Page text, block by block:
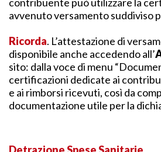
avvenuto versamento suddiviso
Ricorda. L’attestazione di
disponibile anche accedendo all’
sito: dalla voce di menu
certificazioni dedicate ai
e ai rimborsi ricevuti, così da
documentazione utile per la